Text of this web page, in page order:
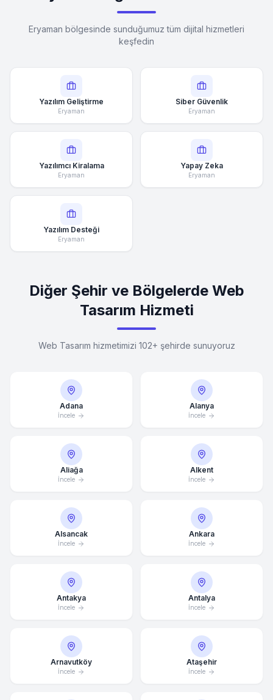
Eryaman bölgesinde sunduğumuz tüm dijital hizmetleri
keşfedin
Yazılım Geliştirme
Eryaman
Siber Güvenlik
Eryaman
Yazılımcı Kiralama
Eryaman
Yapay Zeka
Eryaman
Yazılım Desteği
Eryaman
Diğer Şehir ve Bölgelerde Web
Tasarım Hizmeti
Web Tasarım hizmetimizi 102+ şehirde sunuyoruz
Adana
İncele
Alanya
İncele
Aliağa
İncele
Alkent
İncele
Alsancak
İncele
Ankara
İncele
Antakya
İncele
Antalya
İncele
Arnavutköy
İncele
Ataşehir
İncele